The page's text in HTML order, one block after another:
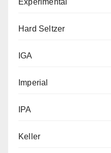
Experimental
Hard Seltzer
IGA
Imperial
IPA
Keller